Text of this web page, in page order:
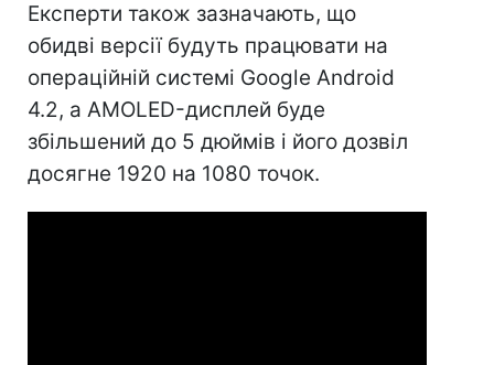
Експерти також зазначають, що
обидві версії будуть працювати на
операційній системі Google Android
4.2, а AMOLED-дисплей буде
збільшений до 5 дюймів і його дозвіл
досягне 1920 на 1080 точок.